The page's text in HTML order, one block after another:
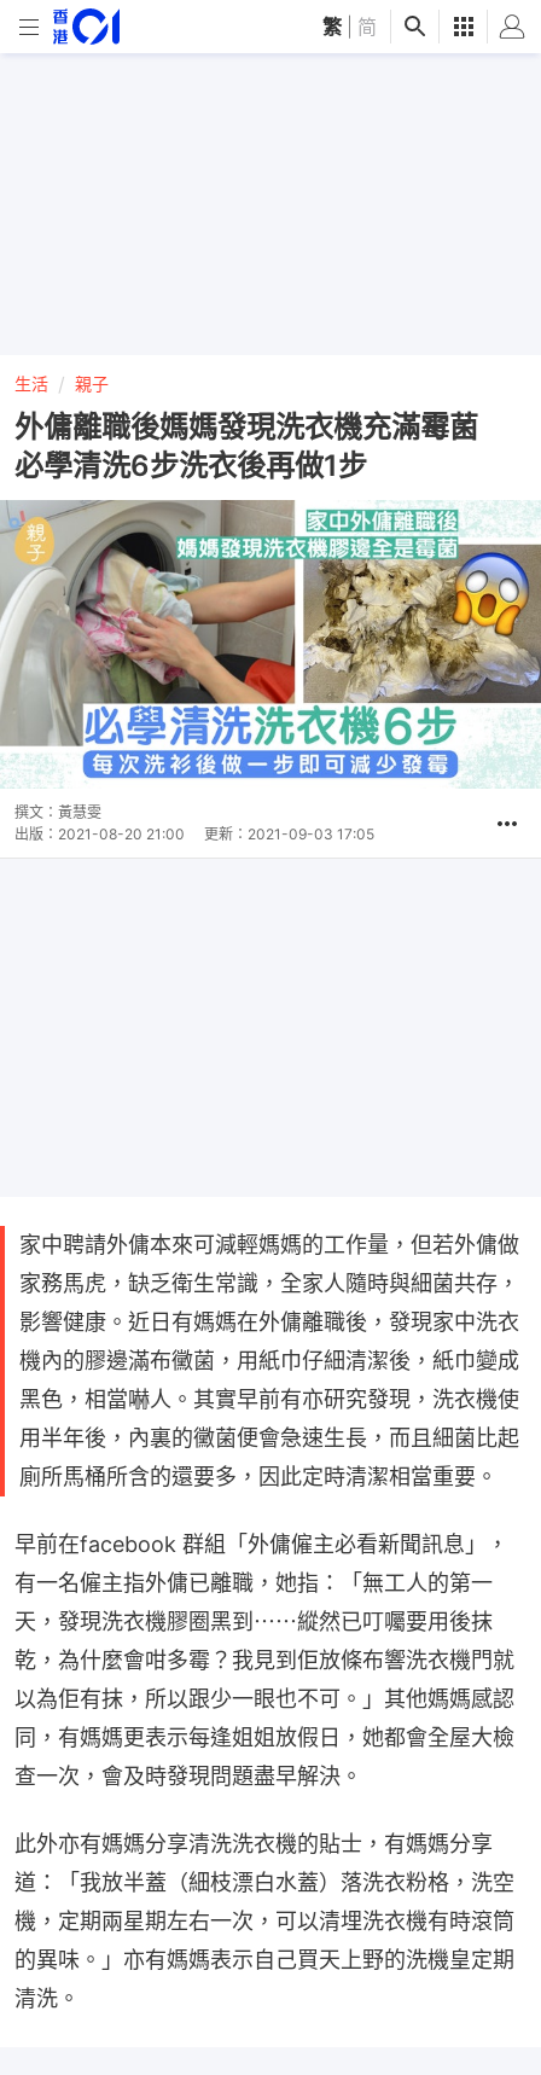
繁 简
生活 親子
外傭離職後媽媽發現洗衣機充滿霉菌
必學清洗6步洗衣後再做1步
撰文： 黃慧雯
出版： 2021-08-20 21:00 更新： 2021-09-03 17:05
家中聘請外傭本來可減輕媽媽的工作量，但若外傭做
家務馬虎，缺乏衛生常識，全家人隨時與細菌共存，
影響健康。近日有媽媽在外傭離職後，發現家中洗衣
機內的膠邊滿布黴菌，用紙巾仔細清潔後，紙巾變成
黑色，相當嚇人。其實早前有亦研究發現，洗衣機使
用半年後，內裏的黴菌便會急速生長，而且細菌比起
廁所馬桶所含的還要多，因此定時清潔相當重要。
早前在facebook 群組「外傭僱主必看新聞訊息」，
有一名僱主指外傭已離職，她指：「無工人的第一
天，發現洗衣機膠圈黑到⋯⋯縱然已叮囑要用後抹
乾，為什麼會咁多霉？我見到佢放條布響洗衣機門就
以為佢有抹，所以跟少一眼也不可。」其他媽媽感認
同，有媽媽更表示每逢姐姐放假日，她都會全屋大檢
查一次，會及時發現問題盡早解決。
此外亦有媽媽分享清洗洗衣機的貼士，有媽媽分享
道：「我放半蓋（細枝漂白水蓋）落洗衣粉格，洗空
機，定期兩星期左右一次，可以清埋洗衣機有時滾筒
的異味。」亦有媽媽表示自己買天上野的洗機皇定期
清洗。